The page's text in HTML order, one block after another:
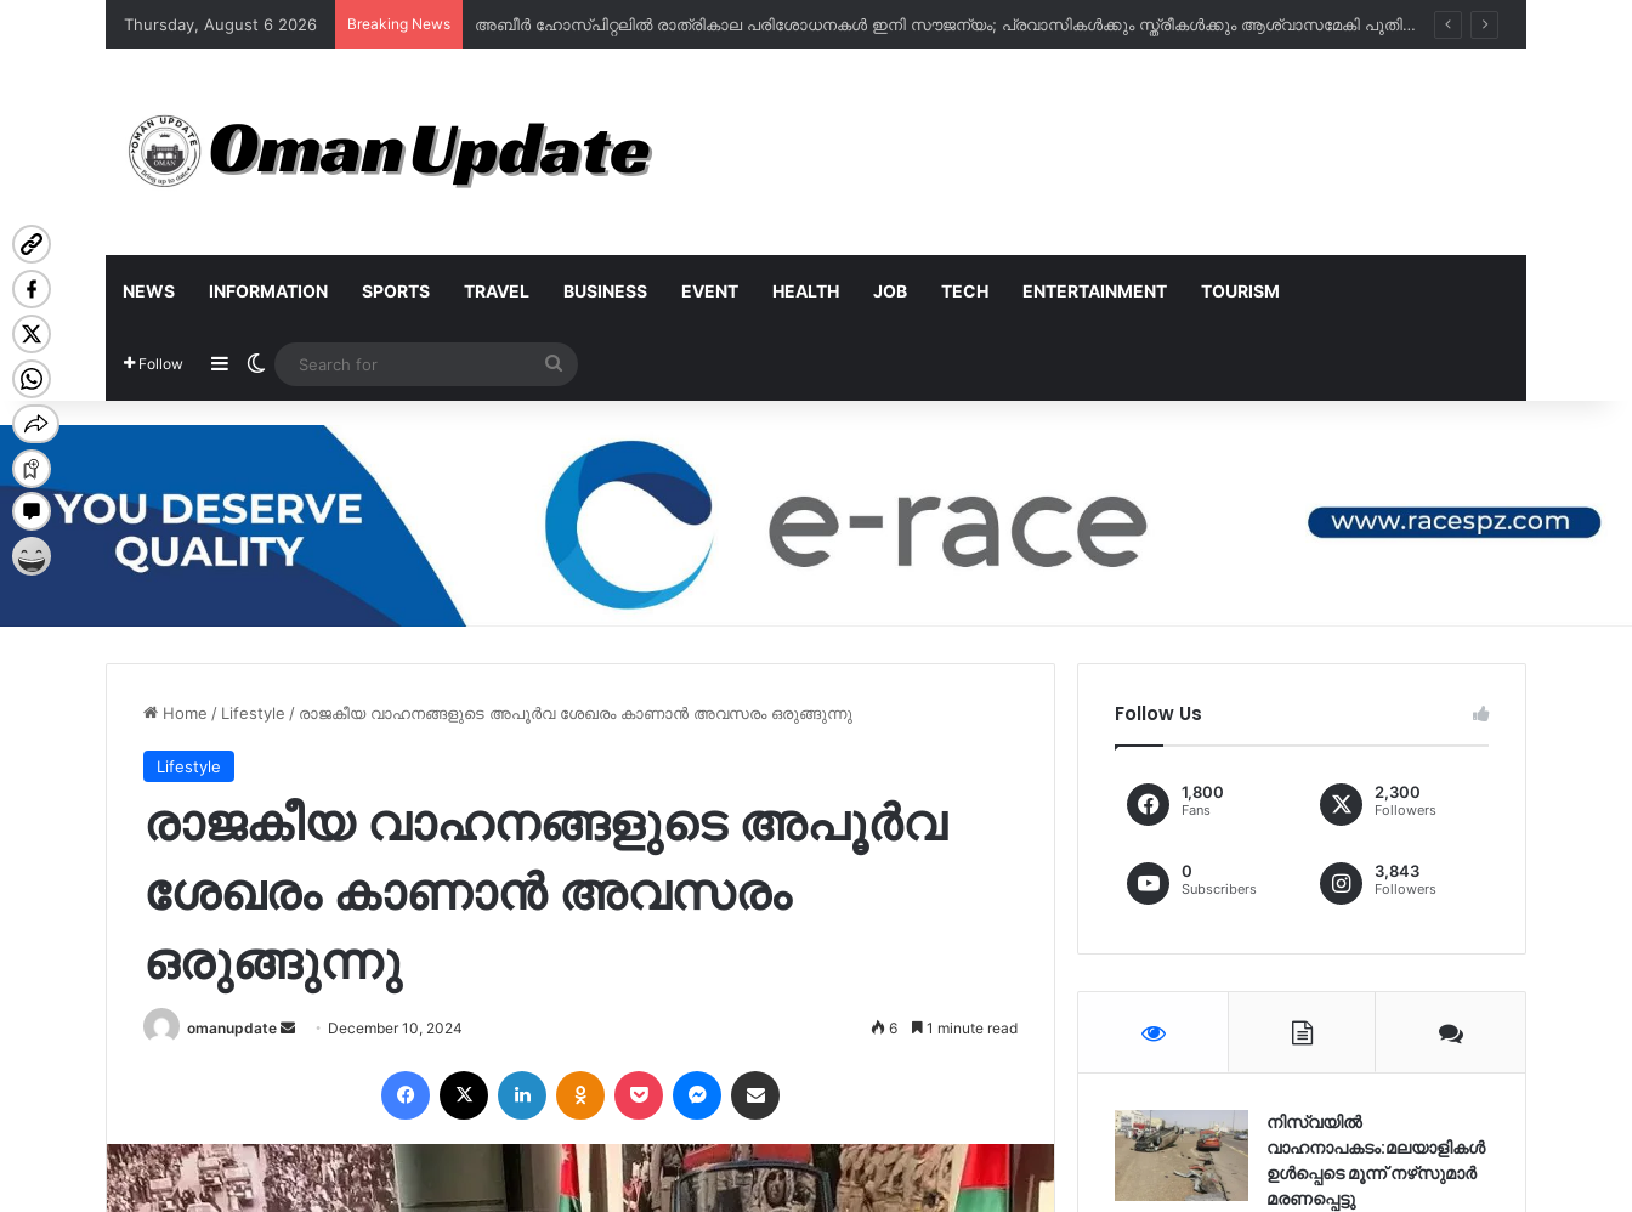
Thursday, August 6 2026 Breaking News അബീർ ഹോസ്പിറ്റലിൽ രാത്രികാല പരിശോധനകൾ ഇനി സൗജന്യം; പ്രവാസികൾക്കും സ്ത്രീകൾക്കും ആശ്വാസമേകി പുതിയ പദ്ധതി!
NEWS INFORMATION SPORTS TRAVEL BUSINESS EVENT HEALTH JOB TECH ENTERTAINMENT TOURISM
Follow SidebarSwitch skin
for
Home / Lifestyle / രാജകീയ വാഹനങ്ങളുടെ അപൂര്‍വ ശേഖരം കാണാൻ അവസരം ഒരുങ്ങുന്നു
Lifestyle
രാജകീയ വാഹനങ്ങളുടെ അപൂര്‍വ
ശേഖരം കാണാൻ അവസരം
ഒരുങ്ങുന്നു
omanupdate
Send December 10, 2024 6 1 minute read
Facebook LinkedIn Odnoklassniki
Pocket Messenger
Follow Us
1,800
Fans
2,300
Followers
0
Subscribers
3,843
Followers
നിസ്‌വയിൽ
വാഹനാപകടം:മലയാളികള്‍
ഉള്‍പ്പെടെ മൂന്ന് നഴ്‌സുമാര്‍
മരണപ്പെട്ടു